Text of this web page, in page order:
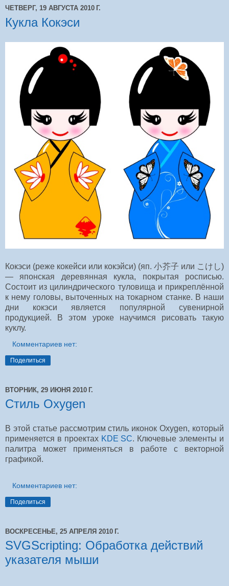
ЧЕТВЕРГ, 19 АВГУСТА 2010 Г.
Кукла Кокэси
Кокэси (реже кокейси или кокэйси) (яп. 小芥子 или こけし)
— японская деревянная кукла, покрытая роспиcью.
Состоит из цилиндрического туловища и прикреплённой
к нему головы, выточенных на токарном станке. В наши
дни кокэси является популярной сувенирной
продукцией. В этом уроке научимся рисовать такую
куклу.
Комментариев нет:
Поделиться
ВТОРНИК, 29 ИЮНЯ 2010 Г.
Стиль Oxygen
В этой статье рассмотрим стиль иконок Oxygen, который
применяется в проектах KDE SC. Ключевые элементы и
палитра может применяться в работе с векторной
графикой.
Комментариев нет:
Поделиться
ВОСКРЕСЕНЬЕ, 25 АПРЕЛЯ 2010 Г.
SVGScripting: Обработка действий
указателя мыши